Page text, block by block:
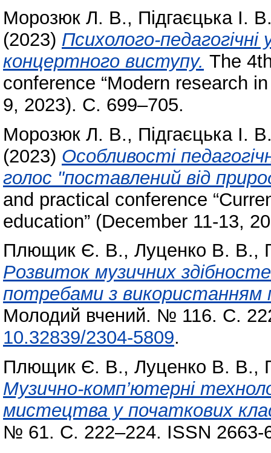
Морозюк Л. В., Підгаєцька І.
(2023) Психолого-
концертного виступу. The
conference “Modern research
9, 2023). С. 699–705.
Морозюк Л. В., Підгаєцька І.
(2023) Особливості
голоc "поставлений від
and practical conference
education” (December 11-13,
Плющик Є. В., Луценко В. В.,
Розвиток музичних
потребами з використанням
Молодий вчений. № 116. С.
10.32839/2304-5809.
Плющик Є. В., Луценко В. В.,
Музично-комп’ютерні
мистецтва у початкових
№ 61. С. 222–224. ISSN 2663-